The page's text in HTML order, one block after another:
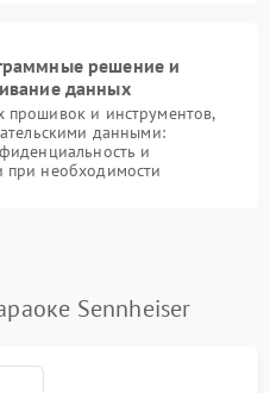
решение и
данных
и инструментов,
данными:
и
при необходимости
Sennheiser